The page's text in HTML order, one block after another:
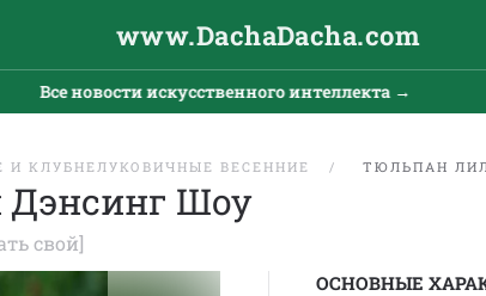
www.DachaDacha.com
новости искусственного интеллекта →
И КЛУБНЕЛУКОВИЧНЫЕ ВЕСЕННИЕ ТЮЛЬПАН
Шоу
свой]
ОСНОВНЫЕ